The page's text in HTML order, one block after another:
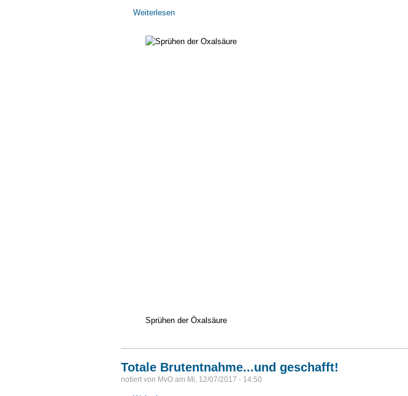
Weiterlesen
Sprühen der Öxalsäure
Totale Brutentnahme...und geschafft!
notiert von MvO am Mi, 12/07/2017 - 14:50